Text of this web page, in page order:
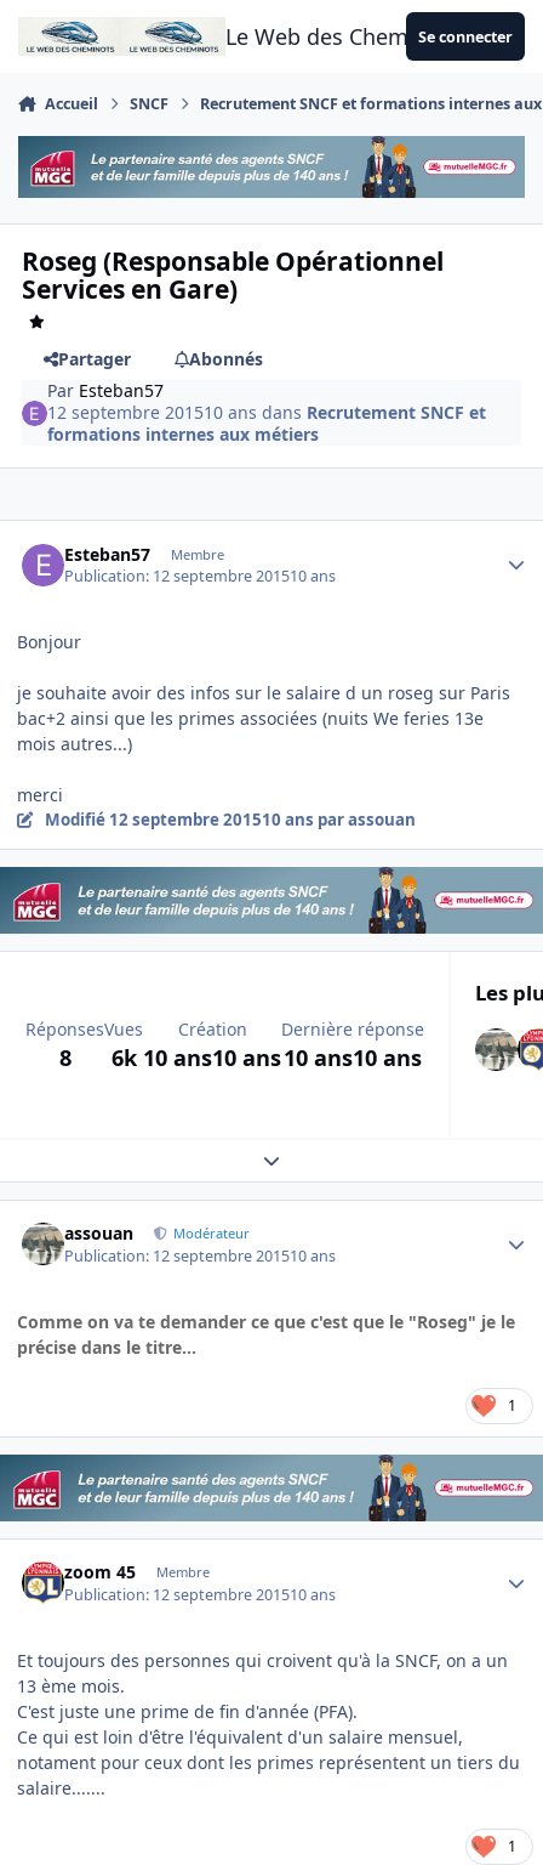
Aller au contenu
Le Web des CheminotsSe connecter
Accueil SNCF Recrutement SNCF et formations internes
Roseg (Responsable Opérationnel
Services en Gare)
Partager
Abonnés
Par Esteban57
12 septembre 201510 ans dans Recrutement SNCF et
formations internes aux métiers
Esteban57 Membre
Publication: 12 septembre 201510 ans
Bonjour
je souhaite avoir des infos sur le salaire d un roseg sur Paris
bac+2 ainsi que les primes associées (nuits We feries 13e
mois autres...)
merci
Modifié 12 septembre 201510 ans par assouan
Réponses
8
Vues
6k
Création
10 ans10 ans
Dernière réponse
10 ans10 ans
Les
Expand topic overview
assouan Modérateur
Publication: 12 septembre 201510 ans
Comme on va te demander ce que c'est que le "Roseg" je le
précise dans le titre...
1
zoom 45 Membre
Publication: 12 septembre 201510 ans
Et toujours des personnes qui croivent qu'à la SNCF, on a un
13 ème mois.
C'est juste une prime de fin d'année (PFA).
Ce qui est loin d'être l'équivalent d'un salaire mensuel,
notament pour ceux dont les primes représentent un tiers du
salaire.......
1